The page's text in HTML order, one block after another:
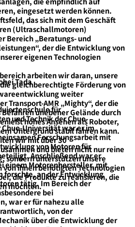
eingesetzt werden können.
das sich mit dem Geschäft
(Ultraschallmotoren)
Bereich „Beratungs- und
der die Entwicklung von
eigenen Technologien
arbeiten wir daran, unsere
gleichberechtigte Förderung von
weiter
Transport-AMR „Mighty“, der die
Befahren unebener Gelände durch
hohes Ansehen als Roboter,
Untergrund stabil fahren kann.
wir mit über 30
und bieten nicht nur reine
sondern unterstützen unsere
von ihnen benötigten Technologien
die Produkte zu realisieren, die
möchten.
Tada​
für
und Technik der Chuo-
Universität war er im
Forschungsarbeit mit
von Motoren für
Anschließend war er
einem Motorenhersteller, mit
forschte, an der Entwicklung
tätig. Im Bereich der
bei
war er für nahezu alle
von der
über die Entwicklung der